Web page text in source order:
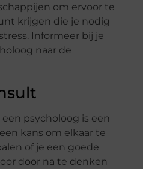
om ervoor te
krijgen die je nodig
Informeer bij je
naar de
psycholoog is een
kans om elkaar te
of je een goede
door na te denken